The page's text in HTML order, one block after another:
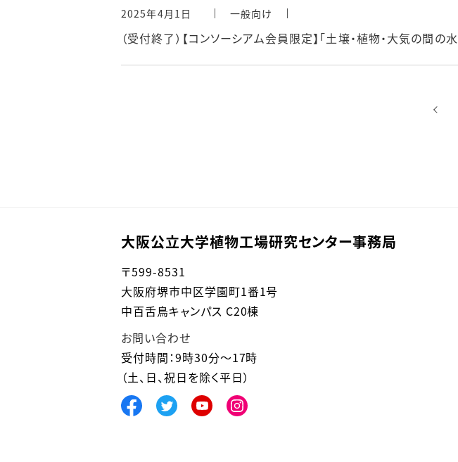
2025年4月1日 一般向け
（受付終了）【コンソーシアム会員限定】「土壌・植物・大気の
‹前へ
大阪公立大学植物工場研究センター事務局
〒599-8531
大阪府堺市中区学園町1番1号
中百舌鳥キャンパス C20棟
お問い合わせ
受付時間：9時30分～17時
（土、日、祝日を除く平日）